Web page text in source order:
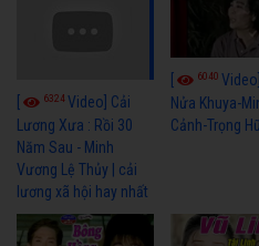
6324Video] Cải
Lương Xưa : Rồi 30
Năm Sau - Minh
Vương Lệ Thủy | cải
lương xã hội hay nhất
6040
Nửa Khuya-
Cảnh-Trọng